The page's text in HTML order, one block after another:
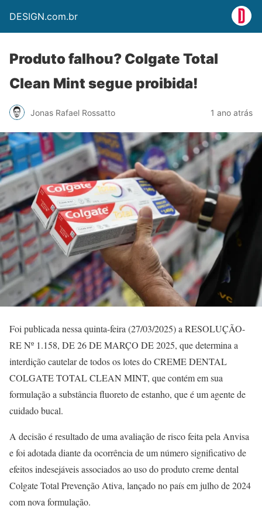
DESIGN.com.br
Produto falhou? Colgate Total
Clean Mint segue proibida!
Jonas Rafael Rossatto 1 ano atrás
Foi publicada nessa quinta-feira (27/03/2025) a RESOLUÇÃO-
RE Nº 1.158, DE 26 DE MARÇO DE 2025, que determina a
interdição cautelar de todos os lotes do CREME DENTAL
COLGATE TOTAL CLEAN MINT, que contém em sua
formulação a substância fluoreto de estanho, que é um agente de
cuidado bucal.
A decisão é resultado de uma avaliação de risco feita pela Anvisa
e foi adotada diante da ocorrência de um número significativo de
efeitos indesejáveis associados ao uso do produto creme dental
Colgate Total Prevenção Ativa, lançado no país em julho de 2024
com nova formulação.